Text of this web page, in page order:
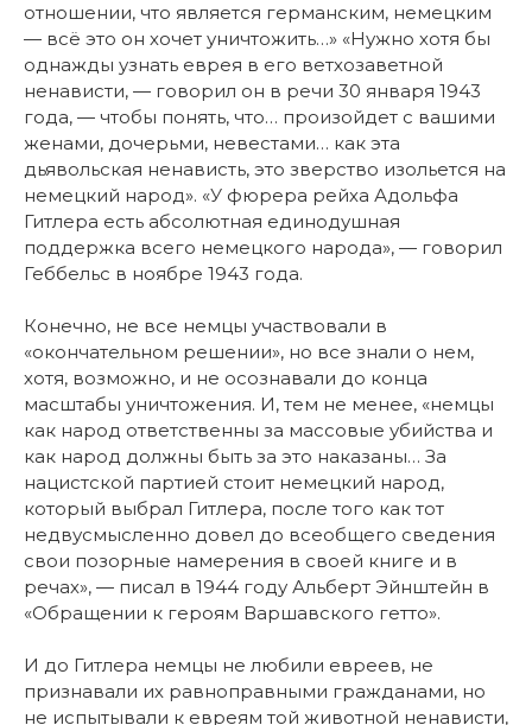
отношении, что является германским, немецким
— всё это он хочет уничтожить…» «Нужно хотя бы
однажды узнать еврея в его ветхозаветной
ненависти, — говорил он в речи 30 января 1943
года, — чтобы понять, что… произойдет с вашими
женами, дочерьми, невестами… как эта
дьявольская ненависть, это зверство изольется на
немецкий народ». «У фюрера рейха Адольфа
Гитлера есть абсолютная единодушная
поддержка всего немецкого народа», — говорил
Геббельс в ноябре 1943 года.
Конечно, не все немцы участвовали в
«окончательном решении», но все знали о нем,
хотя, возможно, и не осознавали до конца
масштабы уничтожения. И, тем не менее, «немцы
как народ ответственны за массовые убийства и
как народ должны быть за это наказаны… За
нацистской партией стоит немецкий народ,
который выбрал Гитлера, после того как тот
недвусмысленно довел до всеобщего сведения
свои позорные намерения в своей книге и в
речах», — писал в 1944 году Альберт Эйнштейн в
«Обращении к героям Варшавского гетто».
И до Гитлера немцы не любили евреев, не
признавали их равноправными гражданами, но
не испытывали к евреям той животной ненависти,